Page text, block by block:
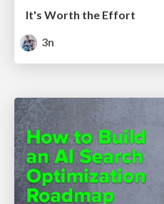
It's Worth the Effort
3n